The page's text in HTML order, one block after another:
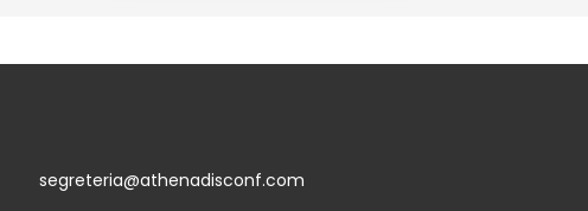
segreteria@athenadisconf.com